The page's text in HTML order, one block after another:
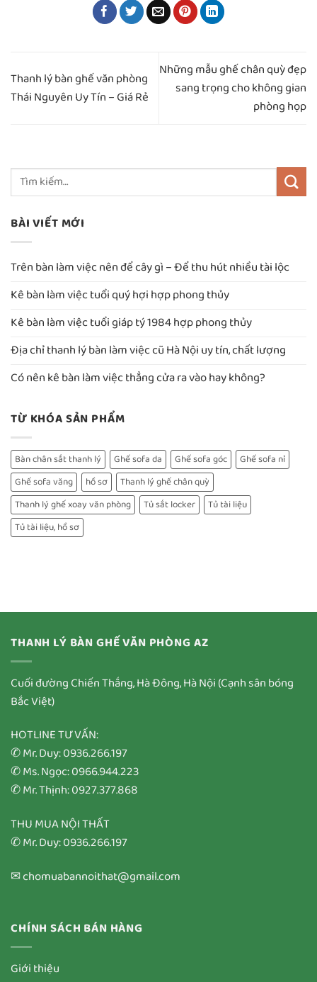
Thanh lý bàn ghế văn phòng
Thái Nguyên Uy Tín – Giá Rẻ
Những mẫu ghế chân quỳ đẹp
sang trọng cho không gian
phòng họp
BÀI VIẾT MỚI
Trên bàn làm việc nên để cây gì – Để thu hút nhiều tài lộc
Kê bàn làm việc tuổi quý hợi hợp phong thủy
Kê bàn làm việc tuổi giáp tý 1984 hợp phong thủy
Địa chỉ thanh lý bàn làm việc cũ Hà Nội uy tín, chất lượng
Có nên kê bàn làm việc thẳng cửa ra vào hay không?
TỪ KHÓA SẢN PHẨM
Bàn chân sắt thanh lý Ghế sofa da Ghế sofa góc
Ghế sofa nỉ
Ghế sofa văng
hồ sơ
Thanh lý ghế chân quỳ
Thanh lý ghế xoay văn phòng
Tủ sắt locker
Tủ tài liệu
Tủ tài liệu, hồ sơ
THANH LÝ BÀN GHẾ VĂN PHÒNG AZ
Cuối đường Chiến Thắng, Hà Đông, Hà Nội (Cạnh sân bóng
Bắc Việt)
HOTLINE TƯ VẤN:
✆ Mr. Duy: 0936.266.197
✆ Ms. Ngọc: 0966.944.223
✆ Mr. Thịnh: 0927.377.868
THU MUA NỘI THẤT
✆ Mr. Duy: 0936.266.197
✉ chomuabannoithat@gmail.com
CHÍNH SÁCH BÁN HÀNG
Giới thiệu